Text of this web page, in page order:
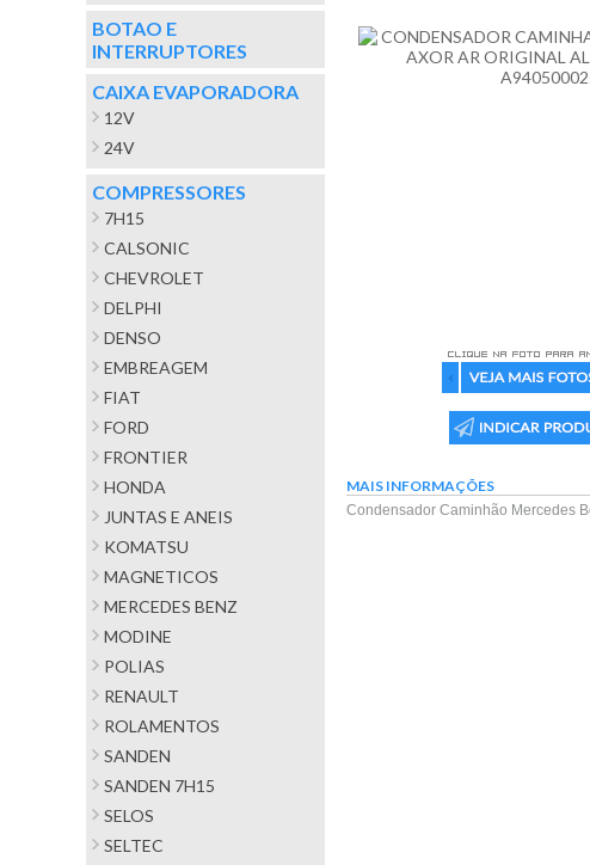
BOTAO E
INTERRUPTORES
CAIXA EVAPORADORA
12V
24V
COMPRESSORES
7H15
CALSONIC
CHEVROLET
DELPHI
DENSO
EMBREAGEM
FIAT
FORD
FRONTIER
HONDA
JUNTAS E ANEIS
KOMATSU
MAGNETICOS
MERCEDES BENZ
MODINE
POLIAS
RENAULT
ROLAMENTOS
SANDEN
SANDEN 7H15
SELOS
SELTEC
MAIS INFORMAÇÕES
Condensador Caminhão Mercedes